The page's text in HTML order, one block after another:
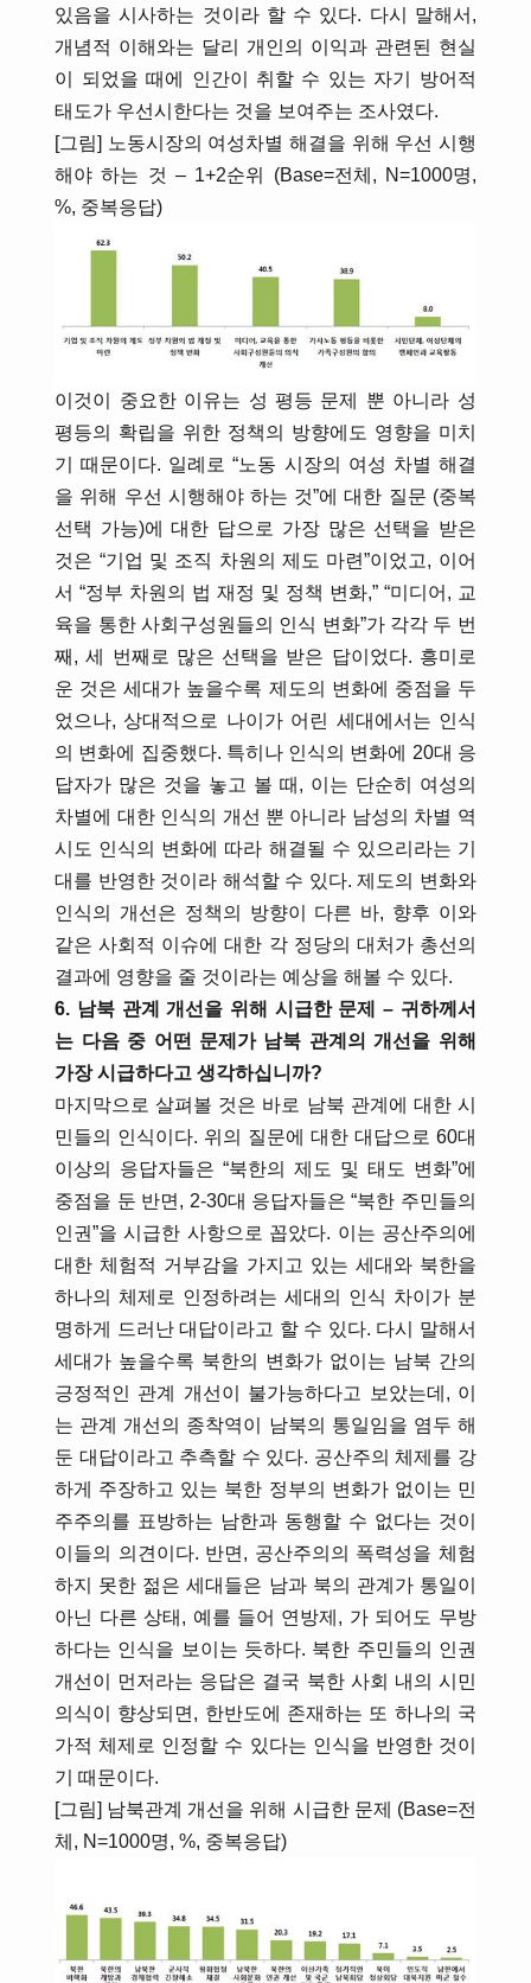
있음을 시사하는 것이라 할 수 있다. 다시 말해서,
개념적 이해와는 달리 개인의 이익과 관련된 현실
이 되었을 때에 인간이 취할 수 있는 자기 방어적
태도가 우선시한다는 것을 보여주는 조사였다.
[그림] 노동시장의 여성차별 해결을 위해 우선 시행
해야 하는 것 – 1+2순위 (Base=전체, N=1000명,
%, 중복응답)
이것이 중요한 이유는 성 평등 문제 뿐 아니라 성
평등의 확립을 위한 정책의 방향에도 영향을 미치
기 때문이다. 일례로 “노동 시장의 여성 차별 해결
을 위해 우선 시행해야 하는 것”에 대한 질문 (중복
선택 가능)에 대한 답으로 가장 많은 선택을 받은
것은 “기업 및 조직 차원의 제도 마련”이었고, 이어
서 “정부 차원의 법 재정 및 정책 변화,” “미디어, 교
육을 통한 사회구성원들의 인식 변화”가 각각 두 번
째, 세 번째로 많은 선택을 받은 답이었다. 흥미로
운 것은 세대가 높을수록 제도의 변화에 중점을 두
었으나, 상대적으로 나이가 어린 세대에서는 인식
의 변화에 집중했다. 특히나 인식의 변화에 20대 응
답자가 많은 것을 놓고 볼 때, 이는 단순히 여성의
차별에 대한 인식의 개선 뿐 아니라 남성의 차별 역
시도 인식의 변화에 따라 해결될 수 있으리라는 기
대를 반영한 것이라 해석할 수 있다. 제도의 변화와
인식의 개선은 정책의 방향이 다른 바, 향후 이와
같은 사회적 이슈에 대한 각 정당의 대처가 총선의
결과에 영향을 줄 것이라는 예상을 해볼 수 있다.
6. 남북 관계 개선을 위해 시급한 문제 – 귀하께서
는 다음 중 어떤 문제가 남북 관계의 개선을 위해
가장 시급하다고 생각하십니까?
마지막으로 살펴볼 것은 바로 남북 관계에 대한 시
민들의 인식이다. 위의 질문에 대한 대답으로 60대
이상의 응답자들은 “북한의 제도 및 태도 변화”에
중점을 둔 반면, 2-30대 응답자들은 “북한 주민들의
인권”을 시급한 사항으로 꼽았다. 이는 공산주의에
대한 체험적 거부감을 가지고 있는 세대와 북한을
하나의 체제로 인정하려는 세대의 인식 차이가 분
명하게 드러난 대답이라고 할 수 있다. 다시 말해서
세대가 높을수록 북한의 변화가 없이는 남북 간의
긍정적인 관계 개선이 불가능하다고 보았는데, 이
는 관계 개선의 종착역이 남북의 통일임을 염두 해
둔 대답이라고 추측할 수 있다. 공산주의 체제를 강
하게 주장하고 있는 북한 정부의 변화가 없이는 민
주주의를 표방하는 남한과 동행할 수 없다는 것이
이들의 의견이다. 반면, 공산주의의 폭력성을 체험
하지 못한 젊은 세대들은 남과 북의 관계가 통일이
아닌 다른 상태, 예를 들어 연방제, 가 되어도 무방
하다는 인식을 보이는 듯하다. 북한 주민들의 인권
개선이 먼저라는 응답은 결국 북한 사회 내의 시민
의식이 향상되면, 한반도에 존재하는 또 하나의 국
가적 체제로 인정할 수 있다는 인식을 반영한 것이
기 때문이다.
[그림] 남북관계 개선을 위해 시급한 문제 (Base=전
체, N=1000명, %, 중복응답)